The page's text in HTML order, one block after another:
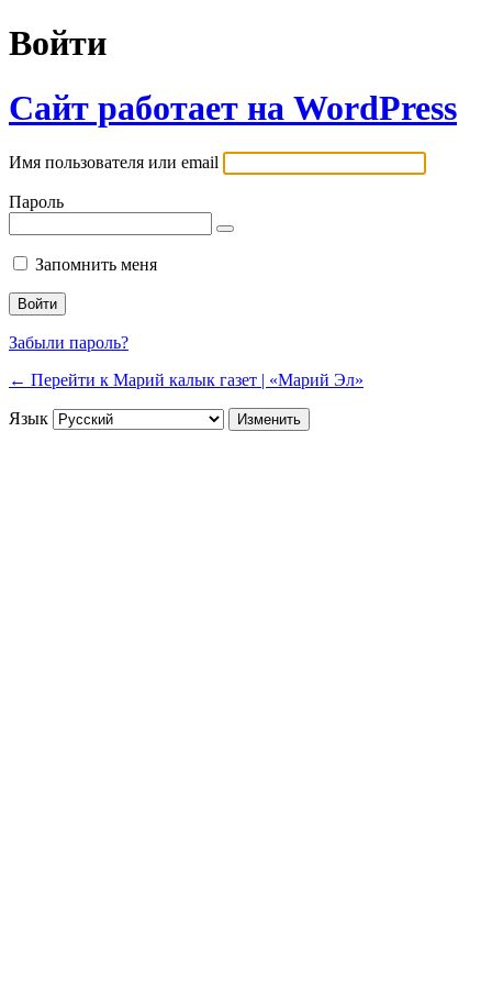
Войти
Сайт работает на WordPress
Имя пользователя или email
Пароль
Запомнить меня
Забыли пароль?
← Перейти к Марий калык газет | «Марий Эл»
Язык